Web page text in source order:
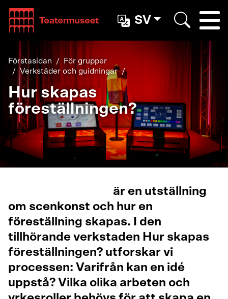
Teatterimuseo
SV
Förstasidan
För grupper
Verkstäder och guidningar
Hur skapas
föreställningen?
är en utställning
om scenkonst och hur en
föreställning skapas. I den
tillhörande verkstaden Hur skapas
föreställningen? utforskar vi
processen: Varifrån kan en idé
uppstå? Vilka olika arbeten och